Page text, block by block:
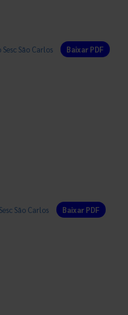
São Carlos Baixar PDF
São Carlos Baixar PDF